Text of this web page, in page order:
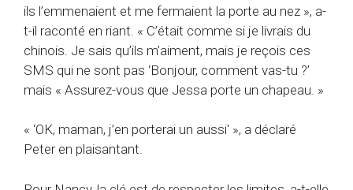
ils l’emmenaient et me fermaient la porte au nez », a-
t-il raconté en riant. « C’était comme si je livrais du
chinois. Je sais qu’ils m’aiment, mais je reçois ces
SMS qui ne sont pas ‘Bonjour, comment vas-tu ?’
mais « Assurez-vous que Jessa porte un chapeau. »
« ‘OK, maman, j’en porterai un aussi' », a déclaré
Peter en plaisantant.